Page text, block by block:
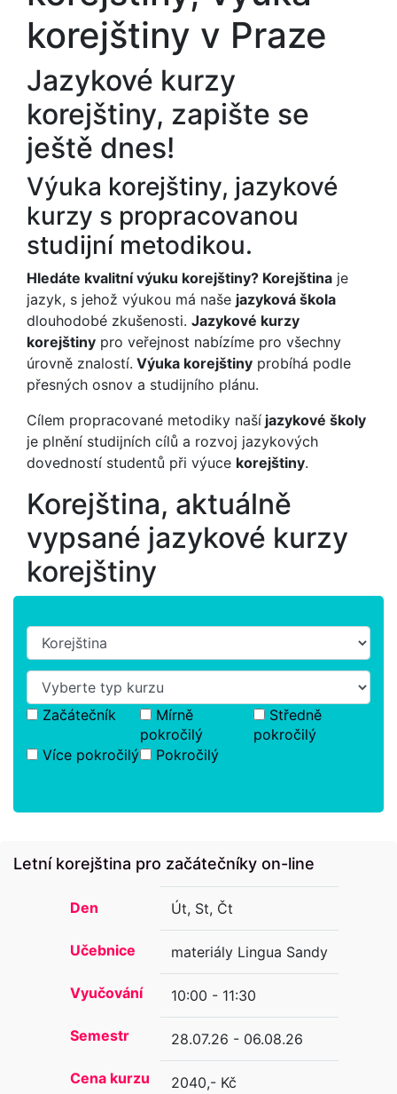
korejštiny v Praze
Jazykové kurzy
korejštiny, zapište se
ještě dnes!
Výuka korejštiny, jazykové
kurzy s propracovanou
studijní metodikou.
Hledáte kvalitní výuku korejštiny? Korejština je
jazyk, s jehož výukou má naše jazyková škola
dlouhodobé zkušenosti. Jazykové kurzy
korejštiny pro veřejnost nabízíme pro všechny
úrovně znalostí. Výuka korejštiny probíhá podle
přesných osnov a studijního plánu.
Cílem propracované metodiky naší jazykové školy
je plnění studijních cílů a rozvoj jazykových
dovedností studentů při výuce korejštiny.
Korejština, aktuálně
vypsané jazykové kurzy
korejštiny
Začátečník
Mírně
pokročilý
Středně
pokročilý
Více pokročilý
Pokročilý
Letní korejština pro začátečníky on-line
Den
Učebnice
Vyučování
Semestr
Cena kurzu
Út, St, Čt
materiály Lingua Sandy
10:00 - 11:30
28.07.26 - 06.08.26
2040,- Kč